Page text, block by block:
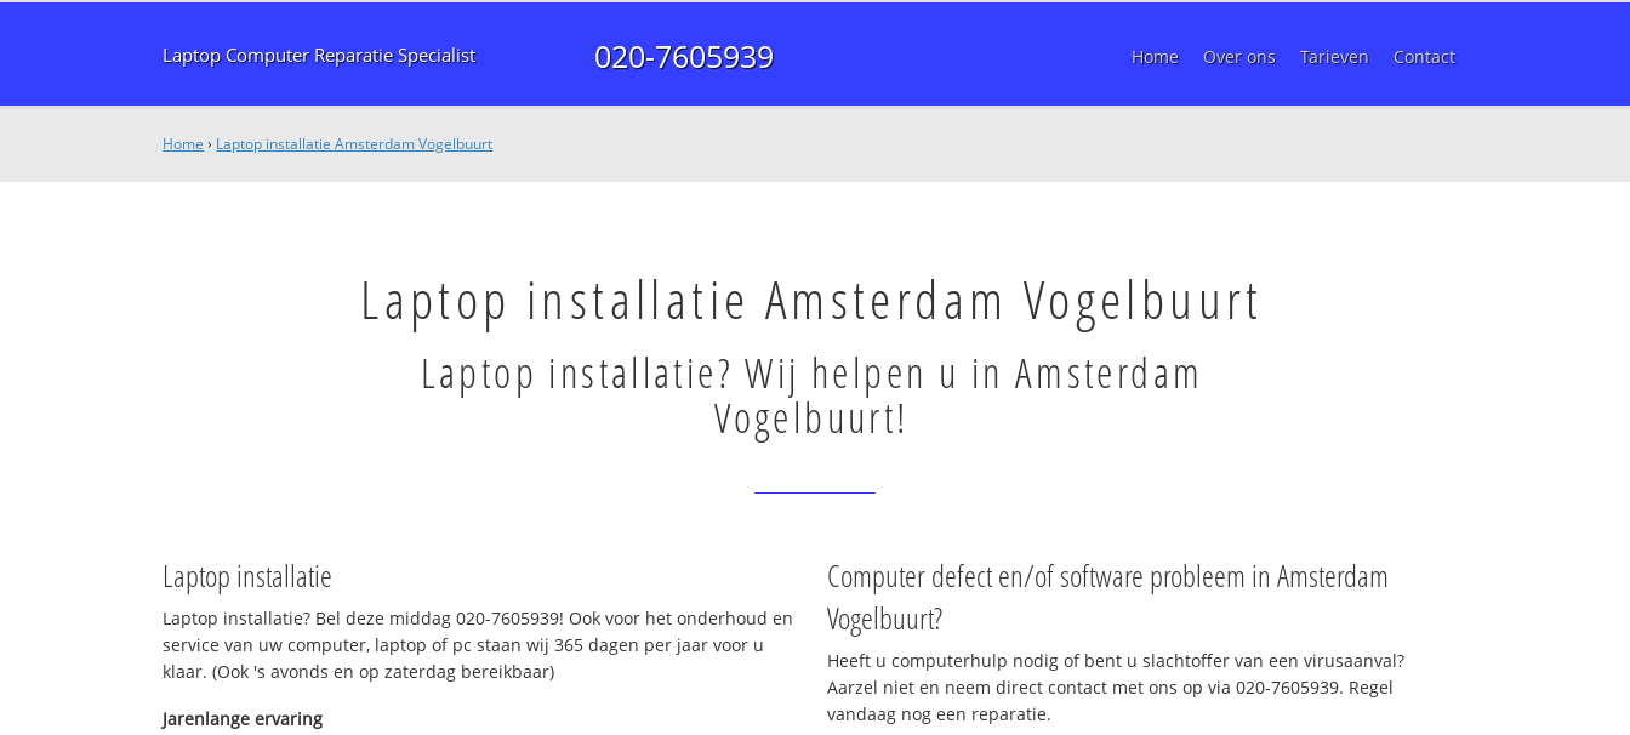
Laptop Computer Reparatie Specialist 020-7605939 Home Over ons Tarieven Contact
Home › Laptop installatie Amsterdam Vogelbuurt
Laptop installatie Amsterdam Vogelbuurt
Laptop installatie? Wij helpen u in Amsterdam
Vogelbuurt!
Laptop installatie
Laptop installatie? Bel deze middag 020-7605939! Ook voor het onderhoud en
service van uw computer, laptop of pc staan wij 365 dagen per jaar voor u
klaar. (Ook 's avonds en op zaterdag bereikbaar)
Jarenlange ervaring
Computer defect en/of software probleem in Amsterdam
Vogelbuurt?
Heeft u computerhulp nodig of bent u slachtoffer van een virusaanval?
Aarzel niet en neem direct contact met ons op via 020-7605939. Regel
vandaag nog een reparatie.